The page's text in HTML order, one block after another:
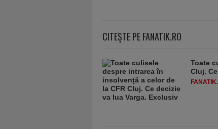
CITEŞTE PE FANATIK.RO
Toate
Cluj.